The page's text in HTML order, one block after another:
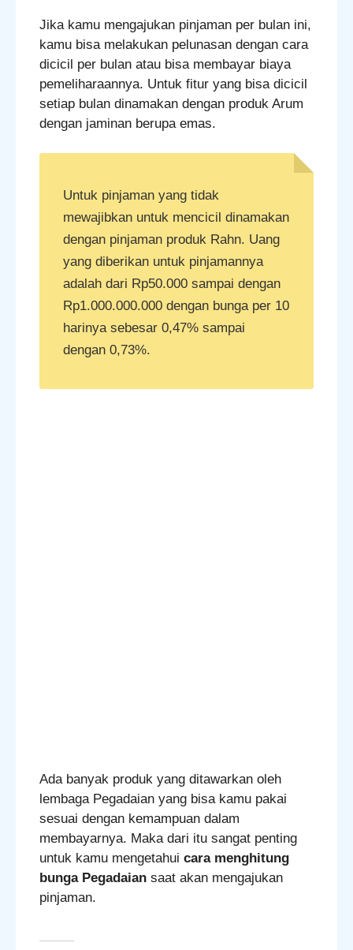
Jika kamu mengajukan pinjaman per bulan ini,
kamu bisa melakukan pelunasan dengan cara
dicicil per bulan atau bisa membayar biaya
pemeliharaannya. Untuk fitur yang bisa dicicil
setiap bulan dinamakan dengan produk Arum
dengan jaminan berupa emas.
Untuk pinjaman yang tidak
mewajibkan untuk mencicil dinamakan
dengan pinjaman produk Rahn. Uang
yang diberikan untuk pinjamannya
adalah dari Rp50.000 sampai dengan
Rp1.000.000.000 dengan bunga per 10
harinya sebesar 0,47% sampai
dengan 0,73%.
Ada banyak produk yang ditawarkan oleh
lembaga Pegadaian yang bisa kamu pakai
sesuai dengan kemampuan dalam
membayarnya. Maka dari itu sangat penting
untuk kamu mengetahui cara menghitung
bunga Pegadaian saat akan mengajukan
pinjaman.